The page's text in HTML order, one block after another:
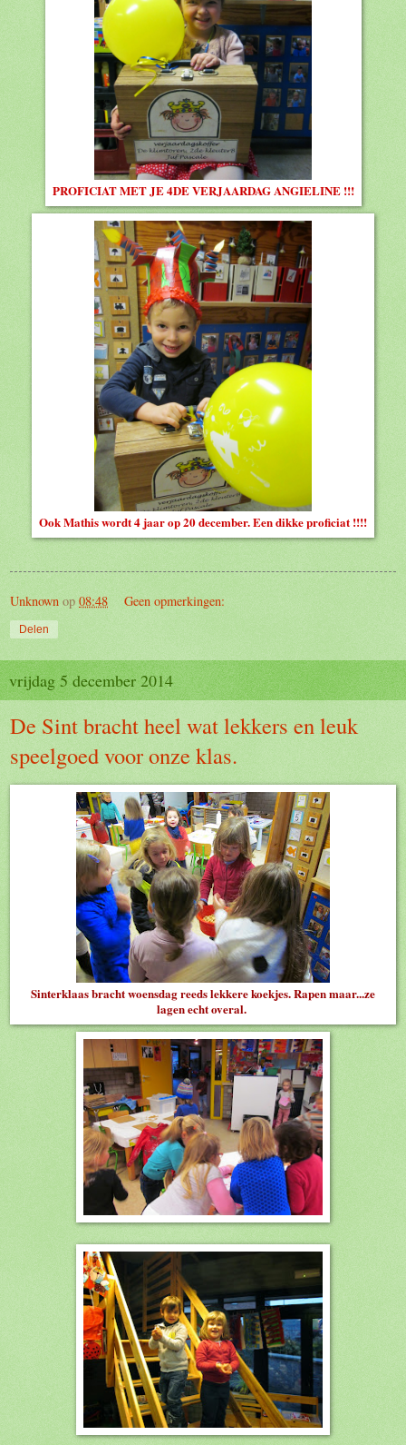
PROFICIAT MET JE 4DE VERJAARDAG ANGIELINE !!!
Ook Mathis wordt 4 jaar op 20 december. Een dikke proficiat !!!!
Unknown op 08:48 Geen opmerkingen:
Delen
vrijdag 5 december 2014
De Sint bracht heel wat lekkers en leuk
speelgoed voor onze klas.
Sinterklaas bracht woensdag reeds lekkere koekjes. Rapen maar...ze
lagen echt overal.